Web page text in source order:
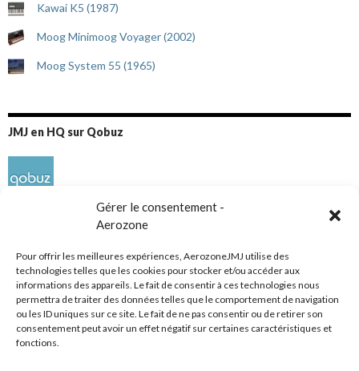
Gérer le consentement -
Aerozone
Pour offrir les meilleures expériences, AerozoneJMJ utilise des
technologies telles que les cookies pour stocker et/ou accéder aux
informations des appareils. Le fait de consentir à ces technologies nous
permettra de traiter des données telles que le comportement de navigation
ou les ID uniques sur ce site. Le fait de ne pas consentir ou de retirer son
consentement peut avoir un effet négatif sur certaines caractéristiques et
fonctions.
Kawai K5 (1987)
Moog Minimoog Voyager (2002)
Moog System 55 (1965)
JMJ en HQ sur Qobuz
Réseaux sociaux